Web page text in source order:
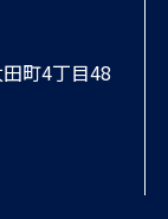
町4丁目48